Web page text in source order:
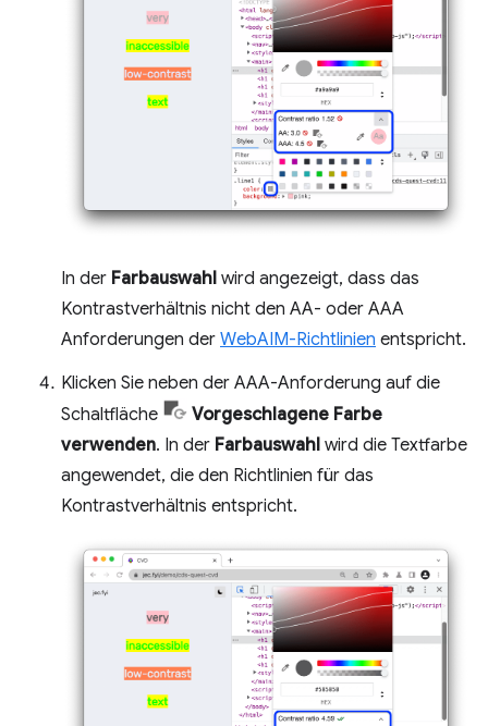
In der Farbauswahl wird angezeigt, dass das
Kontrastverhältnis nicht den AA- oder AAA
Anforderungen der WebAIM-Richtlinien entspricht.
Klicken Sie neben der AAA-Anforderung auf die
Schaltfläche
Vorgeschlagene Farbe
verwenden. In der Farbauswahl wird die Textfarbe
angewendet, die den Richtlinien für das
Kontrastverhältnis entspricht.